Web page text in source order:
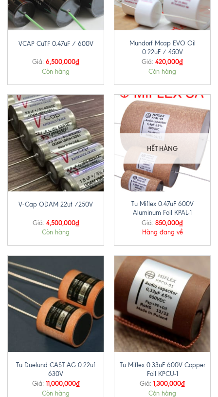
VCAP CuTF 0.47uF / 600V
Giá: 6,500,000₫
Còn hàng
Mundorf Mcap EVO Oil
0.22uF / 450V
Giá: 420,000₫
Còn hàng
V-Cap ODAM 22uf /250V
Giá: 4,500,000₫
Còn hàng
HẾT HÀNG
Tụ Miflex 0.47uF 600V
Aluminum Foil KPAL-1
Giá: 850,000₫
Hàng đang về
Tụ Duelund CAST AG 0.22uf
630V
Giá: 11,000,000₫
Còn hàng
Tụ Miflex 0.33uF 600V Copper
Foil KPCU-1
Giá: 1,300,000₫
Còn hàng